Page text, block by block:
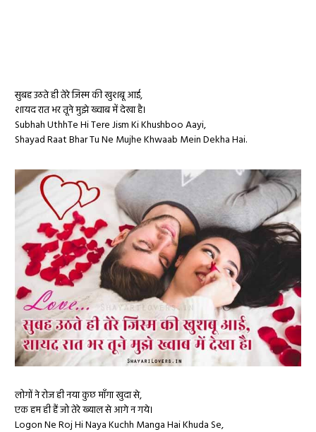
सुबह उठते ही तेरे जिस्म की खुशबू आई,
शायद रात भर तूने मुझे ख्वाब में देखा है।
Subhah UthhTe Hi Tere Jism Ki Khushboo Aayi,
Shayad Raat Bhar Tu Ne Mujhe Khwaab Mein Dekha Hai.
लोगों ने रोज ही नया कुछ माँगा खुदा से,
एक हम ही हैं जो तेरे ख्याल से आगे न गये।
Logon Ne Roj Hi Naya Kuchh Manga Hai Khuda Se,